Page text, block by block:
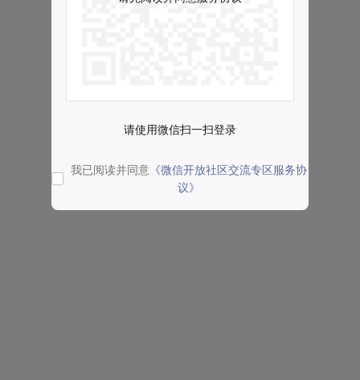
请使用微信扫一扫登录
我已阅读并同意 《微信开放社区交流专区服务协
议》